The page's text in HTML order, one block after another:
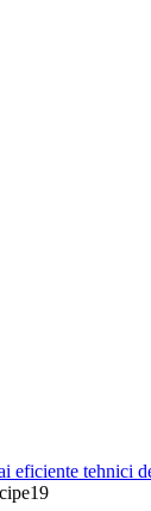
eficiente tehnici